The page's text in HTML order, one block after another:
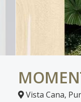
Vista Cana,